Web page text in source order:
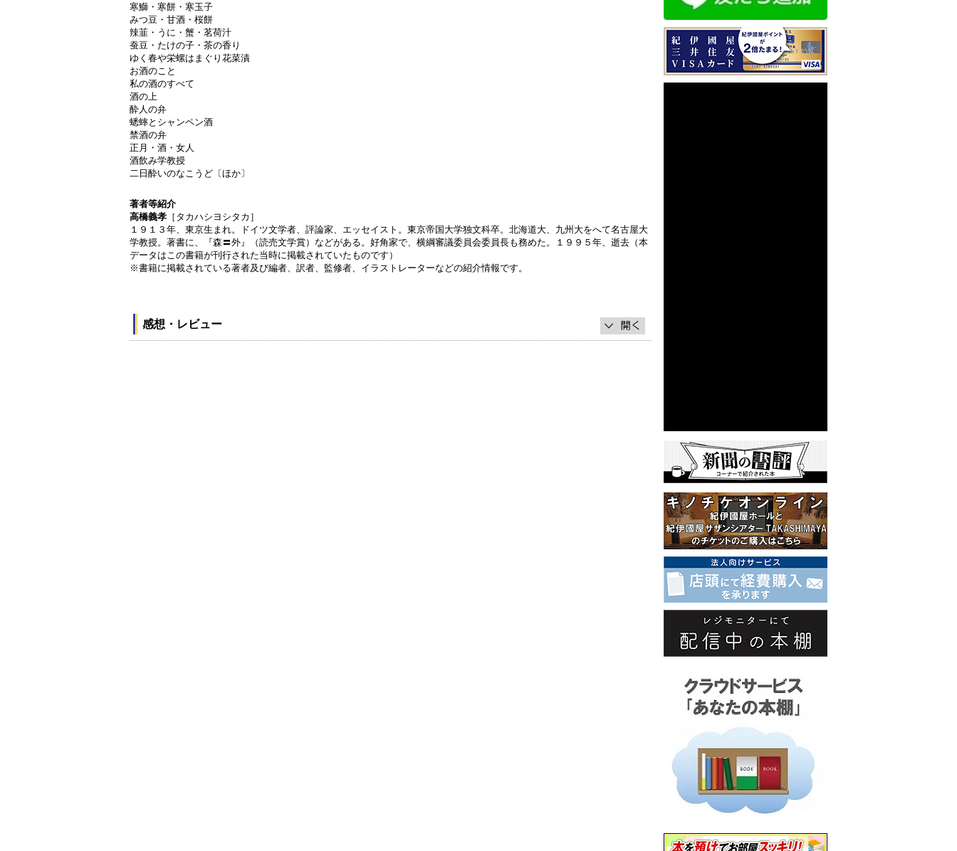
寒鰤・寒餅・寒玉子
みつ豆・甘酒・桜餅
辣韮・うに・蟹・茗荷汁
蚕豆・たけの子・茶の香り
ゆく春や栄螺はまぐり花菜漬
お酒のこと
私の酒のすべて
酒の上
酔人の弁
蟋蟀とシャンペン酒
禁酒の弁
正月・酒・女人
酒飲み学教授
二日酔いのなこうど〔ほか〕
著者等紹介
高橋義孝 ［タカハシヨシタカ］
１９１３年、東京生まれ。ドイツ文学者、評論家、エッセイスト。東京帝国大学独文科卒。北海道大、九州大をへて名古屋大
学教授。著書に、『森〓外』（読売文学賞）などがある。好角家で、横綱審議委員会委員長も務めた。１９９５年、逝去（本
データはこの書籍が刊行された当時に掲載されていたものです）
※書籍に掲載されている著者及び編者、訳者、監修者、イラストレーターなどの紹介情報です。
感想・レビュー